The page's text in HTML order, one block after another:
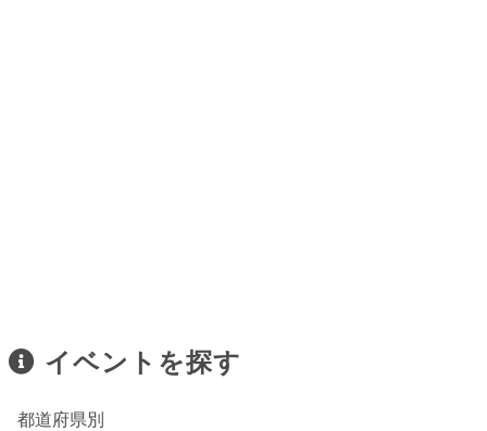
イベントを探す
都道府県別